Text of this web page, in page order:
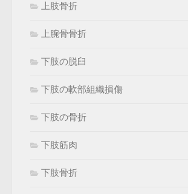
上肢骨折
上腕骨骨折
下肢の脱臼
下肢の軟部組織損傷
下肢の骨折
下肢筋肉
下肢骨折